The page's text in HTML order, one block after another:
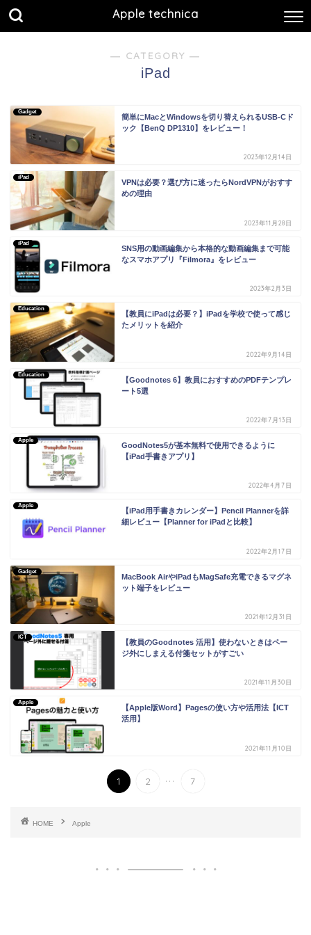
Apple technica
― CATEGORY ―
iPad
Gadget
簡単にMacとWindowsを切り替えられるUSB-Cド
ック【BenQ DP1310】をレビュー！
2023年12月14日
iPad
VPNは必要？選び方に迷ったらNordVPNがおすす
めの理由
2023年11月28日
iPad
SNS用の動画編集から本格的な動画編集まで可能
なスマホアプリ『Filmora』をレビュー
2023年2月3日
Education
【教員にiPadは必要？】iPadを学校で使って感じ
たメリットを紹介
2022年9月14日
Education
【Goodnotes 6】教員におすすめのPDFテンプレ
ート5選
2022年7月13日
Apple
GoodNotes5が基本無料で使用できるように
【iPad手書きアプリ】
2022年4月7日
Apple
【iPad用手書きカレンダー】Pencil Plannerを詳
細レビュー【Planner for iPadと比較】
2022年2月17日
Gadget
MacBook AirやiPadもMagSafe充電できるマグネ
ット端子をレビュー
2021年12月31日
ICT
【教員のGoodnotes 活用】使わないときはペー
ジ外にしまえる付箋セットがすごい
2021年11月30日
Apple
【Apple版Word】Pagesの使い方や活用法【ICT
活用】
2021年11月10日
1 2 ... 7
HOME Apple